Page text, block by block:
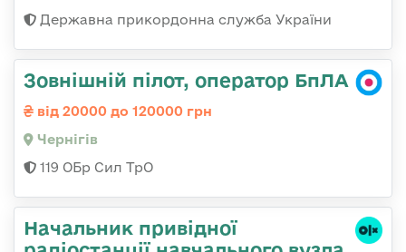
Державна прикордонна служба України
Зовнішній пілот, оператор БпЛА
від 20000 до 120000 грн
Чернігів
119 ОБр Сил ТрО
Начальник привідної